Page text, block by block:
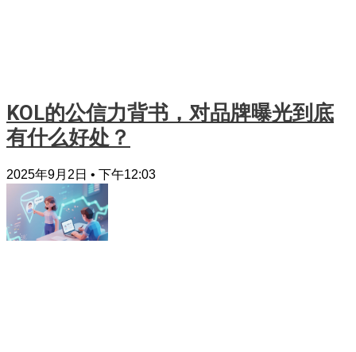
KOL的公信力背书，对品牌曝光到底
有什么好处？
2025年9月2日 下午12:03